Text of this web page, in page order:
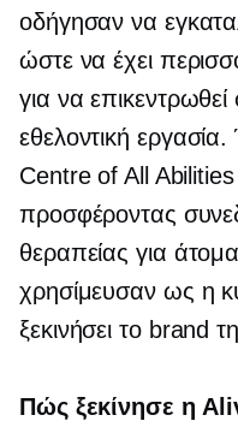
οδήγησαν να
ώστε να έχει
για να
εθελοντική
Centre of All
προσφέροντας
θεραπείας για
χρησίμευσαν ως η
ξεκινήσει το brand
Πώς ξεκίνησε η